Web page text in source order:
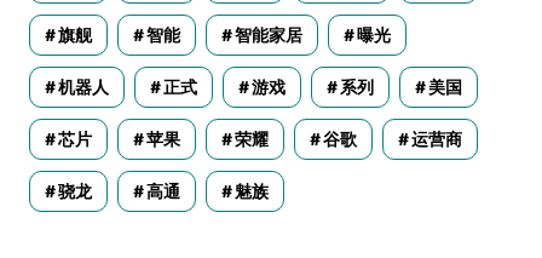
旗舰 智能 智能家居 曝光
机器人 正式 游戏 系列 美国
芯片 苹果 荣耀 谷歌 运营商
骁龙 高通 魅族